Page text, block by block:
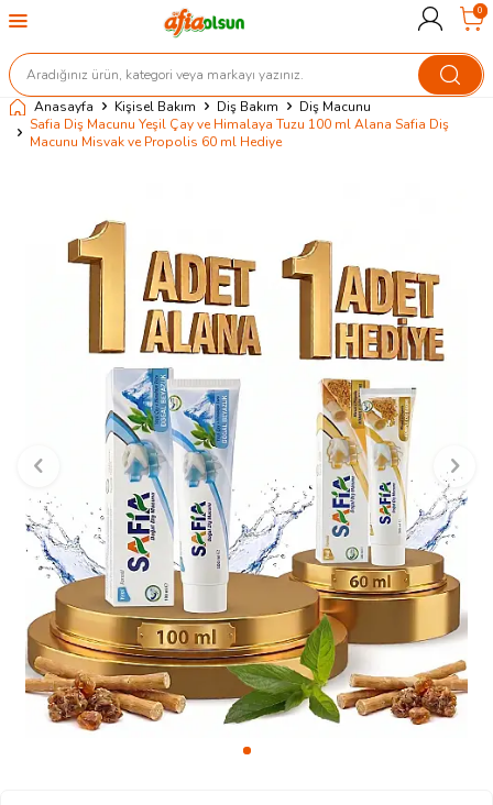
0
Anasayfa Kişisel Bakım Diş Bakım
Diş Macunu
Safia Diş Macunu Yeşil Çay ve Himalaya Tuzu 100 ml Alana Safia Diş
Macunu Misvak ve Propolis 60 ml Hediye